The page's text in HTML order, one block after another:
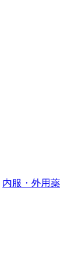
内服・外用薬